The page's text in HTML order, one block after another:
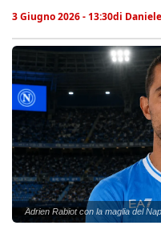
3 Giugno 2026 - 13:30di
Adrien Rabiot con la maglia del